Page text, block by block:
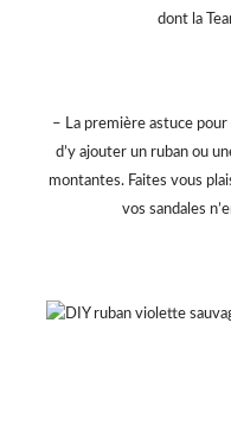
dont la
– La première astuce
d’y ajouter un ruban ou
montantes. Faites vous
vos sandales